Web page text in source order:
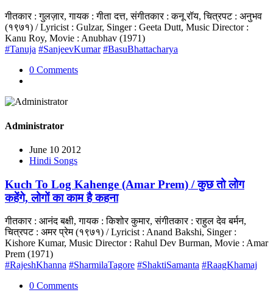
गीतकार : गुलज़ार, गायक : गीता दत्त, संगीतकार : कनू रॉय, चित्रपट : अनुभव
(१९७१) / Lyricist : Gulzar, Singer : Geeta Dutt, Music Director :
Kanu Roy, Movie : Anubhav (1971)
#Tanuja #SanjeevKumar #BasuBhattacharya
0 Comments
Administrator
June 10 2012
Hindi Songs
Kuch To Log Kahenge (Amar Prem) / कुछ तो लोग
कहेंगे, लोगों का काम है कहना
गीतकार : आनंद बक्षी, गायक : किशोर कुमार, संगीतकार : राहुल देव बर्मन,
चित्रपट : अमर प्रेम (१९७१) / Lyricist : Anand Bakshi, Singer :
Kishore Kumar, Music Director : Rahul Dev Burman, Movie : Amar
Prem (1971)
#RajeshKhanna #SharmilaTagore #ShaktiSamanta #RaagKhamaj
0 Comments